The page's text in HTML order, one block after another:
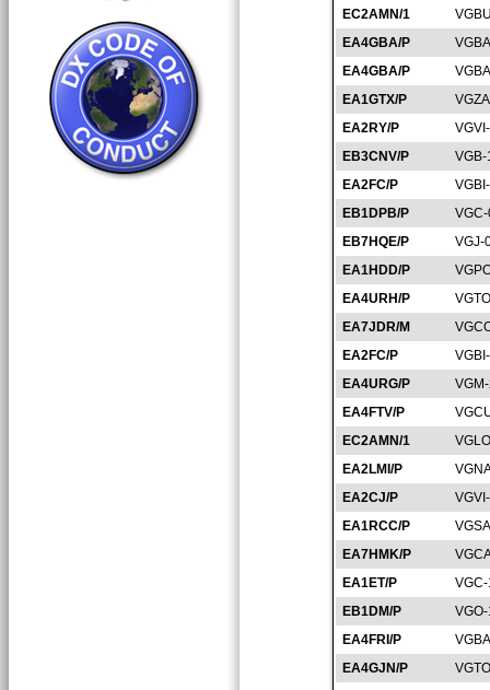
EC2AMN/1
EA4GBA/P
EA4GBA/P
EA1GTX/P
EA2RY/P
EB3CNV/P
EA2FC/P
EB1DPB/P
EB7HQE/P
VGJ-
EA1HDD/P
EA4URH/P
EA7JDR/M
EA2FC/P
EA4URG/P
EA4FTV/P
EC2AMN/1
EA2LMI/P
EA2CJ/P
EA1RCC/P
EA7HMK/P
EA1ET/P
EB1DM/P
EA4FRI/P
EA4GJN/P